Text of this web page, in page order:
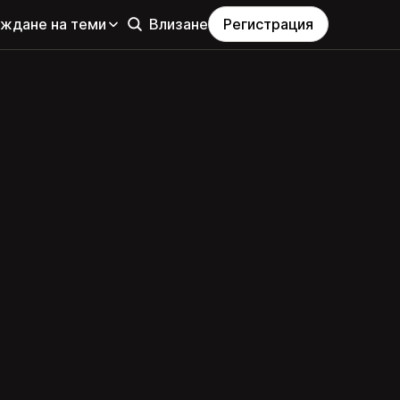
на теми Влизане Регистрация